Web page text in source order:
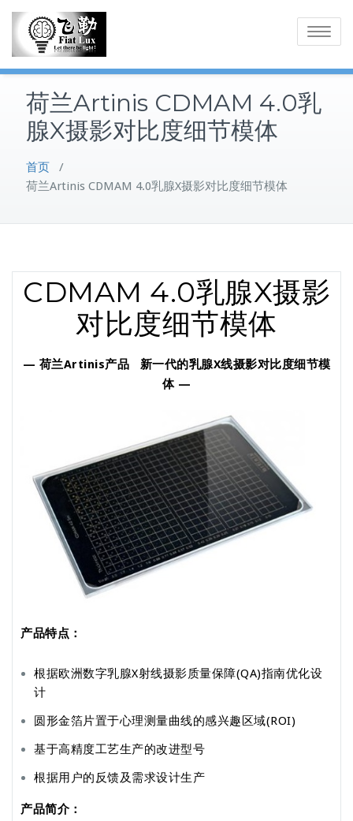
content
Toggle
荷兰Artinis CDMAM 4.0乳
腺X摄影对比度细节模体
首页 /
荷兰Artinis CDMAM 4.0乳腺X摄影对比度细节模体
CDMAM 4.0乳腺X摄影
对比度细节模体
— 荷兰Artinis产品 新一代的乳腺X线摄影对比度细节模
体 —
产品特点：
根据欧洲数字乳腺X射线摄影质量保障(QA)指南优化设
计
圆形金箔片置于心理测量曲线的感兴趣区域(ROI)
基于高精度工艺生产的改进型号
根据用户的反馈及需求设计生产
产品简介：